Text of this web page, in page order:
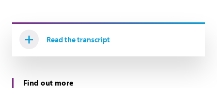
Read the transcript
Find out more